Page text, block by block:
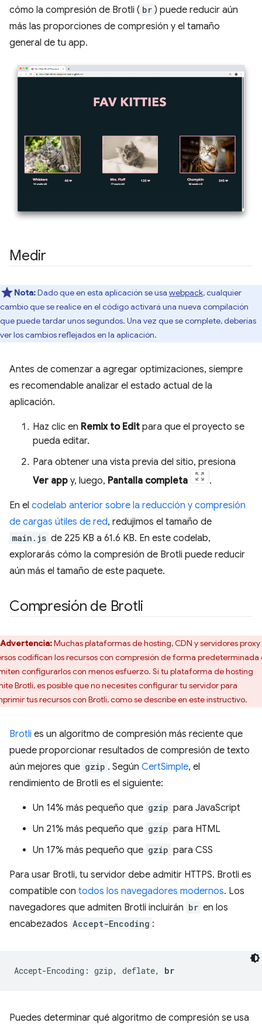
cómo la compresión de Brotli ( br ) puede reducir aún
más las proporciones de compresión y el tamaño
general de tu app.
Medir
Nota:Dado que en esta aplicación se usa webpack, cualquier
cambio que se realice en el código activará una nueva compilación
que puede tardar unos segundos. Una vez que se complete, deberías
ver los cambios reflejados en la aplicación.
Antes de comenzar a agregar optimizaciones, siempre
es recomendable analizar el estado actual de la
aplicación.
Haz clic en Remix to Edit para que el proyecto se
pueda editar.
Para obtener una vista previa del sitio, presiona
Ver app y, luego, Pantalla completa .
En el codelab anterior sobre la reducción y compresión
de cargas útiles de red, redujimos el tamaño de
main.js de 225 KB a 61.6 KB. En este codelab,
explorarás cómo la compresión de Brotli puede reducir
aún más el tamaño de este paquete.
Compresión de Brotli
Advertencia:Muchas plataformas de hosting, CDN y servidores proxy
codifican los recursos con compresión de forma predeterminada
configurarlos con menos esfuerzo. Si tu plataforma de hosting
Brotli, es posible que no necesites configurar tu servidor para
tus recursos con Brotli, como se describe en este instructivo.
Brotli es un algoritmo de compresión más reciente que
puede proporcionar resultados de compresión de texto
aún mejores que gzip . Según CertSimple, el
rendimiento de Brotli es el siguiente:
Un 14% más pequeño que gzip para JavaScript
Un 21% más pequeño que gzip para HTML
Un 17% más pequeño que gzip para CSS
Para usar Brotli, tu servidor debe admitir HTTPS. Brotli es
compatible con todos los navegadores modernos. Los
navegadores que admiten Brotli incluirán br en los
encabezados Accept-Encoding :
Accept-Encoding: gzip, deflate, br
Puedes determinar qué algoritmo de compresión se usa